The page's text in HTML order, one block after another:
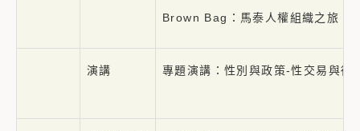
Brown Bag：馬泰人權組織之旅
演講 專題演講：性別與政策-性交易與從